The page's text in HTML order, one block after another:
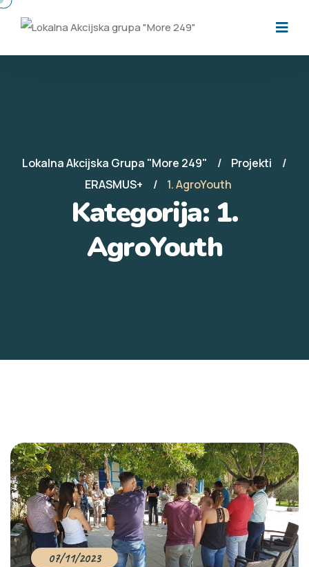
Lokalna Akcijska Grupa "More 249"
Projekti
ERASMUS+
1. AgroYouth
Kategorija: 1.
AgroYouth
07/11/2023